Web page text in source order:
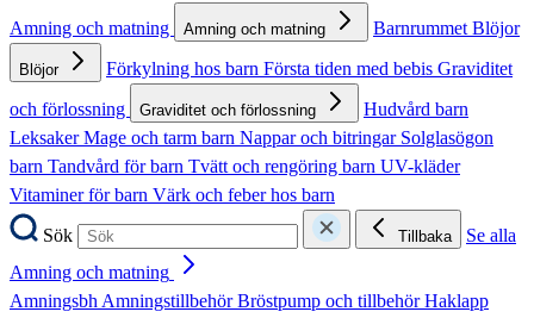
Amning och matning
Amning och matning BarnrummetBlöjor
Blöjor Förkylning hos barn Första tiden med bebis Graviditet
och förlossning
Graviditet och förlossning
Hudvård barn
LeksakerMage och tarm barn Nappar och bitringar Solglasögon
barn Tandvård för barn Tvätt och rengöring barn UV-kläder
Vitaminer för barn Värk och feber hos barn
Sök
Tillbaka
Se alla
Amning och matning
AmningsbhAmningstillbehörBröstpump och tillbehörHaklapp